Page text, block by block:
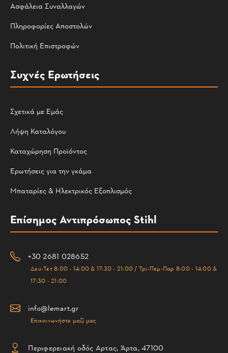
Ασφάλεια Συναλλαγών
Πληροφορίες Αποστολών
Πολιτική Επιστροφών
Συχνές Ερωτήσεις
Σχετικά με Εμάς
Λήψη Καταλόγου
Καταχώρηση Προϊόντος
Ερωτήσεις για την γκάμα
Μπαταρίες & Ηλεκτρικός Εξοπλισμός
Επίσημος Αντιπρόσωπος Stihl
+30 2681 028652
Δευ-Τετ 8:00 - 14:00 & 17:30 - 21:00 / Τρι-Πεμ-Παρ 8:00 - 14:00 &
17:30 - 21:00
info@lemart.gr
Επικοινωνήστε μαζί μας
Περιφερειακή οδός Αρτας, Άρτα, 47100